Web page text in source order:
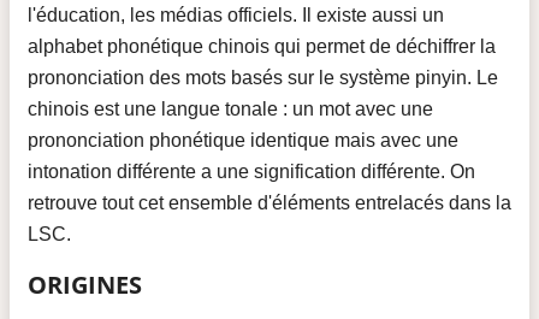
l'éducation, les médias officiels. Il existe aussi un
alphabet phonétique chinois qui permet de déchiffrer la
prononciation des mots basés sur le système pinyin. Le
chinois est une langue tonale : un mot avec une
prononciation phonétique identique mais avec une
intonation différente a une signification différente. On
retrouve tout cet ensemble d'éléments entrelacés dans la
LSC.
ORIGINES